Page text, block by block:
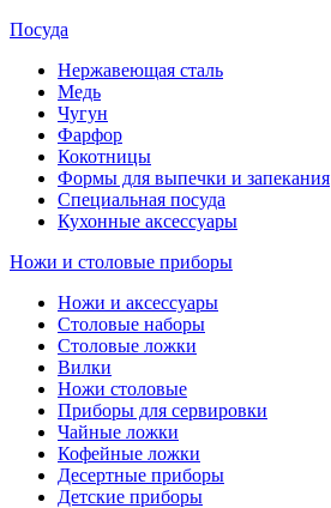
Посуда
Нержавеющая сталь
Медь
Чугун
Фарфор
Кокотницы
Формы для выпечки и запекания
Специальная посуда
Кухонные аксессуары
Ножи и столовые приборы
Ножи и аксессуары
Столовые наборы
Столовые ложки
Вилки
Ножи столовые
Приборы для сервировки
Чайные ложки
Кофейные ложки
Десертные приборы
Детские приборы